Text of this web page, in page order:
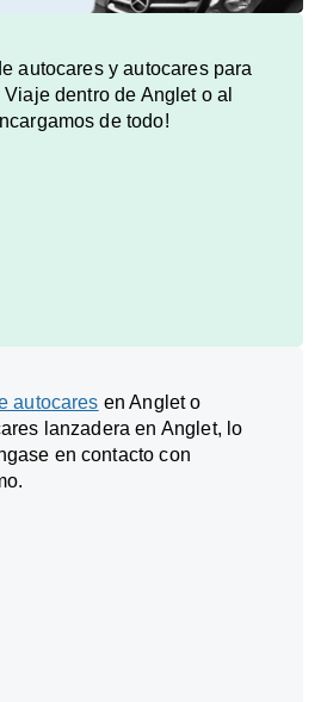
autocares y autocares para
dentro de Anglet o al
de todo!
autocares en Anglet o
lanzadera en Anglet, lo
en contacto con